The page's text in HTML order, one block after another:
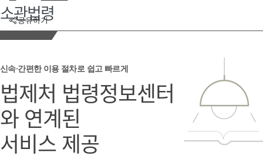
공유하기
소관법령
신속·간편한 이용 절차로 쉽고 빠르게
법제처 법령정보센터
와 연계된
서비스 제공